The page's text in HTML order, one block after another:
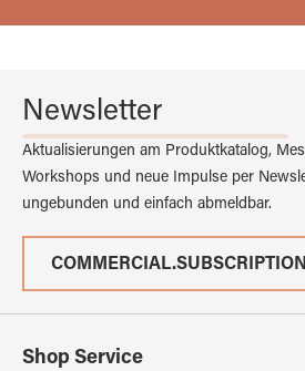
Newsletter
Aktualisierungen am Produktkatalog,
Workshops und neue Impulse per
ungebunden und einfach abmeldbar.
Shop Service